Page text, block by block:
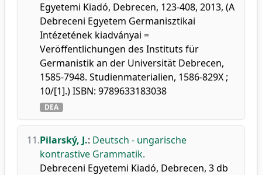
Egyetemi Kiadó, Debrecen, 123-408, 2013, (A
Debreceni Egyetem Germanisztikai
Intézetének kiadványai =
Veröffentlichungen des Instituts für
Germanistik an der Universität Debrecen,
1585-7948. Studienmaterialien, 1586-829X ;
10/[1].) ISBN: 9789633183038
DEA
11.Pilarský, J.: Deutsch - ungarische
kontrastive Grammatik.
Debreceni Egyetemi Kiadó, Debrecen, 3 db